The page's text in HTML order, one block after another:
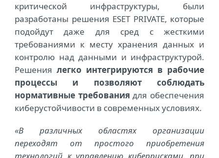
критической инфраструктуры, были
разработаны решения ESET PRIVATE, которые
подойдут даже для сред с жесткими
требованиями к месту хранения данных и
контролю над данными и инфраструктурой.
Решения легко интегрируются в рабочие
процессы и позволяют соблюдать
нормативные требования для обеспечения
киберустойчивости в современных условиях.
«В различных областях организации
переходят от простого приобретения